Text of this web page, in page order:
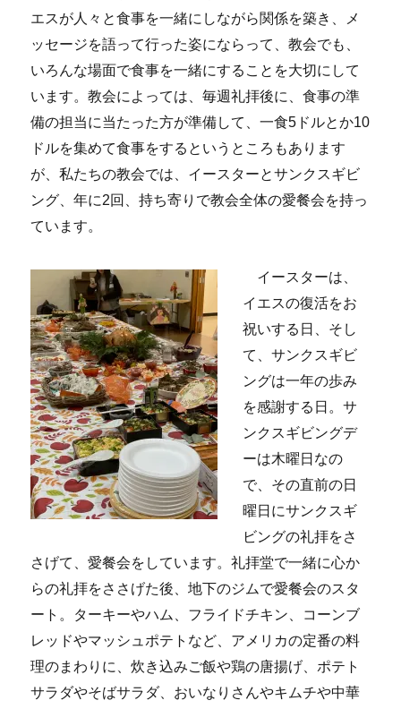
エスが人々と食事を一緒にしながら関係を築き、メ
ッセージを語って行った姿にならって、教会でも、
いろんな場面で食事を一緒にすることを大切にして
います。教会によっては、毎週礼拝後に、食事の準
備の担当に当たった方が準備して、一食5ドルとか10
ドルを集めて食事をするというところもあります
が、私たちの教会では、 イースターとサンクスギビ
ング、年に2回、持ち寄りで教会全体の愛餐会を持っ
ています。
イースターは、
イエスの復活をお
祝いする日、そし
て、サンクスギビ
ングは一年の歩み
を感謝する日。サ
ンクスギビングデ
ーは木曜日なの
で、その直前の日
曜日にサンクスギ
ビングの礼拝をさ
さげて、愛餐会をしています。礼拝堂で一緒に心か
らの礼拝をささげた後、地下のジムで愛餐会のスタ
ート。ターキーやハム、フライドチキン、コーンブ
レッドやマッシュポテトなど、アメリカの定番の料
理のまわりに
、炊き込みご飯や鶏の唐揚げ、ポテト
サラダやそばサラダ、おいなりさんやキムチや中華